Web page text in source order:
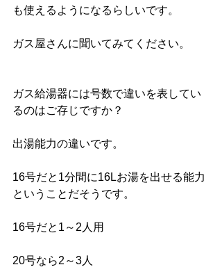
も使えるようになるらしいです。
ガス屋さんに聞いてみてください。
ガス給湯器には号数で違いを表してい
るのはご存じですか？
出湯能力の違いです。
16号だと1分間に16Lお湯を出せる能力
ということだそうです。
16号だと1～2人用
20号なら2～3人